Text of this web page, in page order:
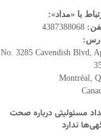
با «مداد»:
No. 3285 Cavendish Blvd,
Montréal,
مسئولیتی درباره صحت
ندارد